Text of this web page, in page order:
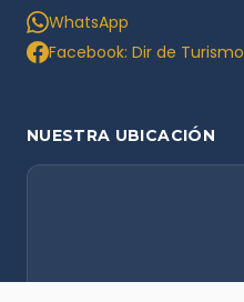
WhatsApp
Facebook: Dir de Turismo
NUESTRA UBICACIÓN